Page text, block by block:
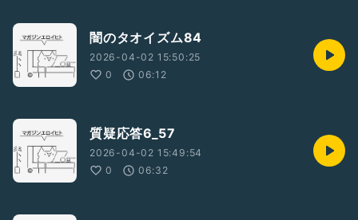
闇のタオイズム84
2026-04-02 15:50:25
0
06:12
質疑応答6_57
2026-04-02 15:49:54
0
06:32